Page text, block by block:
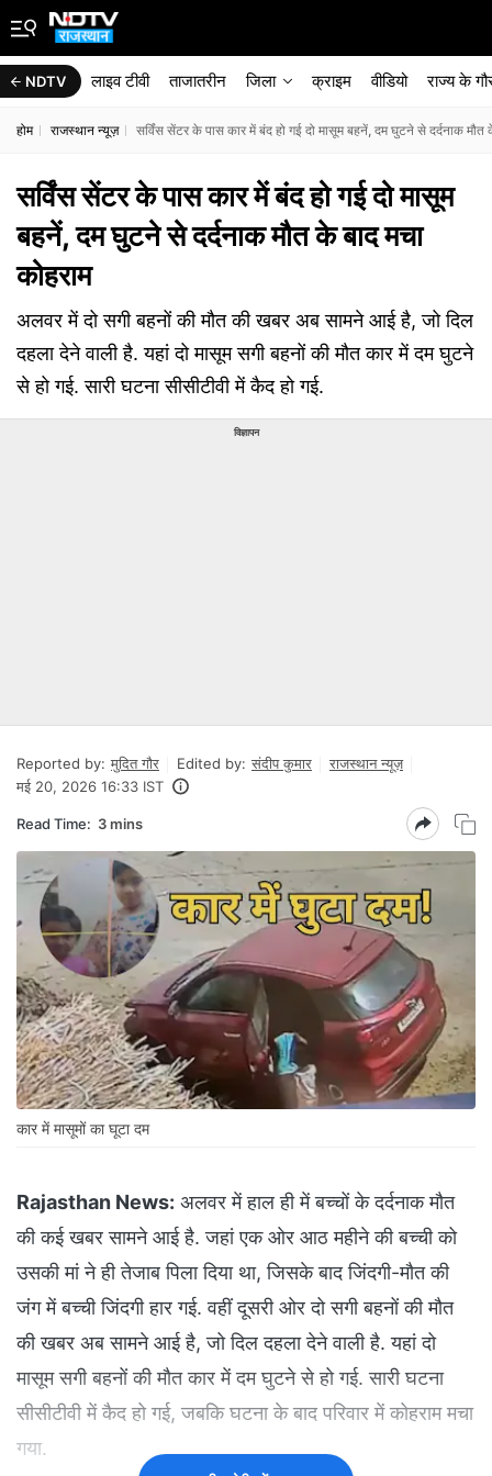
NDTV लाइव टीवी ताजातरीन जिला क्राइम वीडियो राज्‍य के
होम राजस्थान न्यूज़ सर्विंस सेंटर के पास कार में बंद हो गई दो मासूम बहनें, दम घुटने से दर्दनाक मौत
सर्विंस सेंटर के पास कार में बंद हो गई दो मासूम
बहनें, दम घुटने से दर्दनाक मौत के बाद मचा
कोहराम
अलवर में दो सगी बहनों की मौत की खबर अब सामने आई है, जो दिल
दहला देने वाली है. यहां दो मासूम सगी बहनों की मौत कार में दम घुटने
से हो गई. सारी घटना सीसीटीवी में कैद हो गई.
विज्ञापन
Reported by: मुदित गौर Edited by: संदीप कुमार
राजस्थान न्यूज़
मई 20, 2026 16:33 IST
Read Time: 3 mins
कार में मासूमों का घूटा दम
Rajasthan News: अलवर में हाल ही में बच्चों के दर्दनाक मौत
की कई खबर सामने आई है. जहां एक ओर आठ महीने की बच्ची को
उसकी मां ने ही तेजाब पिला दिया था, जिसके बाद जिंदगी-मौत की
जंग में बच्ची जिंदगी हार गई. वहीं दूसरी ओर दो सगी बहनों की मौत
की खबर अब सामने आई है, जो दिल दहला देने वाली है. यहां दो
मासूम सगी बहनों की मौत कार में दम घुटने से हो गई. सारी घटना
सीसीटीवी में कैद हो गई, जबकि घटना के बाद परिवार में कोहराम मचा
गया.